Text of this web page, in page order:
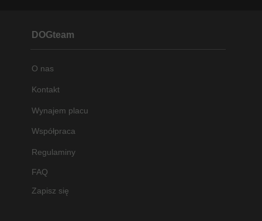
Regulaminy
Wynajem placu
Kontakt
O nas
DOGteam
Współpraca
FAQ
Zapisz się